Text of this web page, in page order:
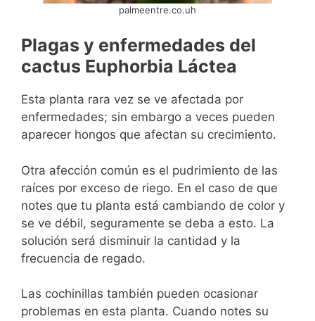
palmeentre.co.uh
Plagas y enfermedades del
cactus Euphorbia Láctea
Esta planta rara vez se ve afectada por
enfermedades; sin embargo a veces pueden
aparecer hongos que afectan su crecimiento.
Otra afección común es el pudrimiento de las
raíces por exceso de riego. En el caso de que
notes que tu planta está cambiando de color y
se ve débil, seguramente se deba a esto. La
solución será disminuir la cantidad y la
frecuencia de regado.
Las cochinillas también pueden ocasionar
problemas en esta planta. Cuando notes su